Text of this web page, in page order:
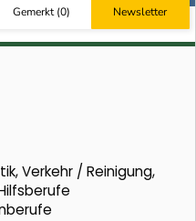
Gemerkt(0) Newsletter
Verkehr / Reinigung,